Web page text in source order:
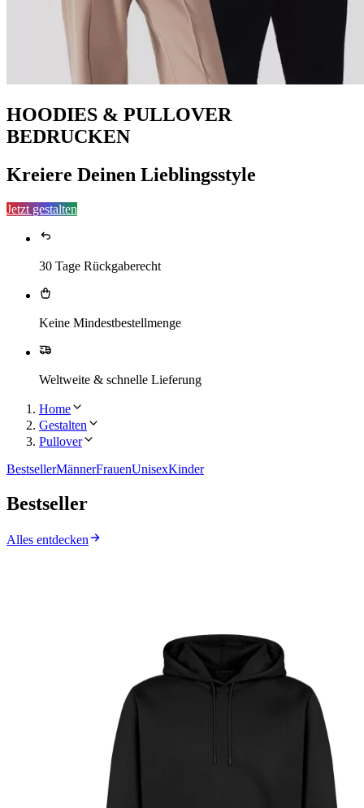
HOODIES & PULLOVER
BEDRUCKEN
Kreiere Deinen Lieblingsstyle
Jetzt gestalten
30 Tage Rückgaberecht
Keine Mindestbestellmenge
Weltweite & schnelle Lieferung
Home
Gestalten
Pullover
BestsellerMännerFrauenUnisexKinder
Bestseller
Alles entdecken